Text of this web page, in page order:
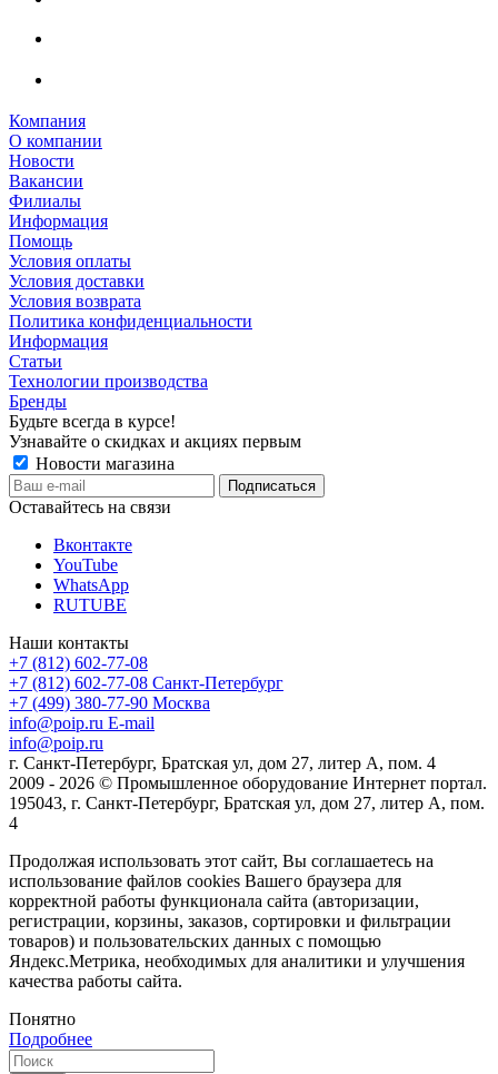
Компания
О компании
Новости
Вакансии
Филиалы
Информация
Помощь
Условия оплаты
Условия доставки
Условия возврата
Политика конфиденциальности
Информация
Статьи
Технологии производства
Бренды
Будьте всегда в курсе!
Узнавайте о скидках и акциях первым
Новости магазина
Оставайтесь на связи
Вконтакте
YouTube
WhatsApp
RUTUBE
Наши контакты
+7 (812) 602-77-08
+7 (812) 602-77-08 Санкт-Петербург
+7 (499) 380-77-90 Москва
info@poip.ru E-mail
info@poip.ru
г. Санкт-Петербург, Братская ул, дом 27, литер А, пом. 4
2009 - 2026 © Промышленное оборудование Интернет портал.
195043, г. Санкт-Петербург, Братская ул, дом 27, литер А, пом.
4
Продолжая использовать этот сайт, Вы соглашаетесь на
использование файлов cookies Вашего браузера для
корректной работы функционала сайта (авторизации,
регистрации, корзины, заказов, сортировки и фильтрации
товаров) и пользовательских данных с помощью
Яндекс.Метрика, необходимых для аналитики и улучшения
качества работы сайта.
Понятно
Подробнее